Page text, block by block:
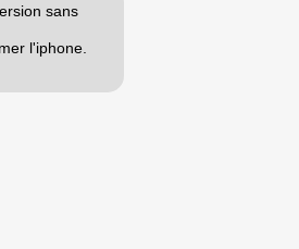
sans
l'iphone.